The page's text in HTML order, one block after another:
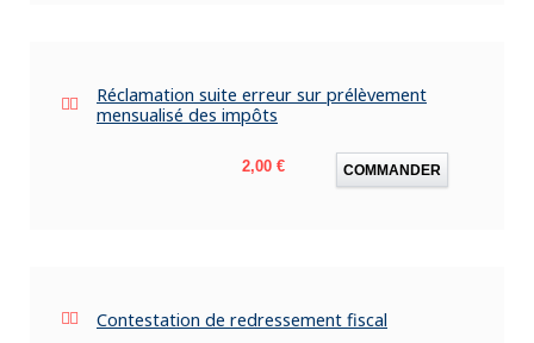
Réclamation suite erreur sur prélèvement
mensualisé des impôts
Prix
2,00 € COMMANDER
Contestation de redressement fiscal